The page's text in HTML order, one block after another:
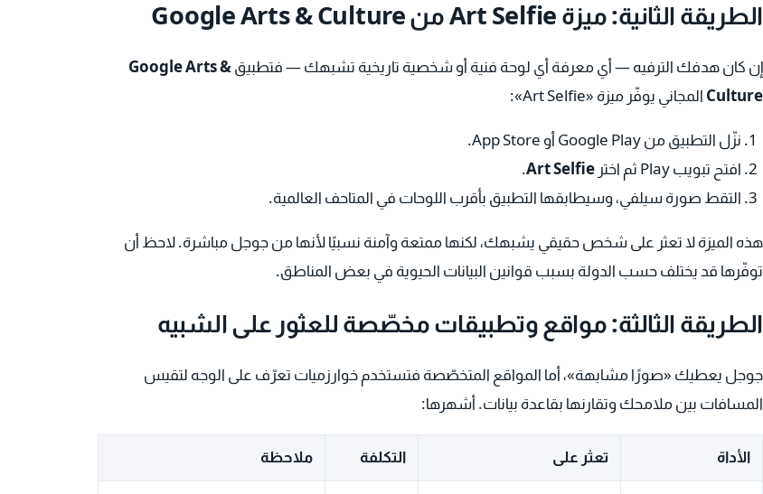
الطريقة الثانية: ميزة Art Selfie من Google Arts & Culture
إن كان هدفك الترفيه — أي معرفة أي لوحة فنية أو شخصية تاريخية تشبهك — فتطبيق Google Arts &
Culture المجاني يوفّر ميزة «Art Selfie»:
نزّل التطبيق من Google Play أو App Store.
افتح تبويب Play ثم اختر
Art Selfie
.
التقط صورة سيلفي، وسيطابقها التطبيق بأقرب اللوحات في المتاحف العالمية.
هذه الميزة لا تعثر على شخص حقيقي يشبهك، لكنها ممتعة وآمنة نسبيًا لأنها من جوجل مباشرة. لاحظ أن
توفّرها قد يختلف حسب الدولة بسبب قوانين البيانات الحيوية في بعض المناطق.
الطريقة الثالثة: مواقع وتطبيقات مخصّصة للعثور على الشبيه
جوجل يعطيك «صورًا مشابهة»، أما المواقع المتخصّصة فتستخدم خوارزميات تعرّف على الوجه لتقيس
المسافات بين ملامحك وتقارنها بقاعدة بيانات. أشهرها:
الأداة تعثر على التكلفة ملاحظة